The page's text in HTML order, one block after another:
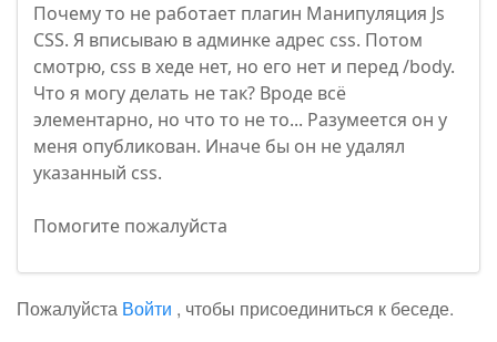
Почему то не работает плагин Манипуляция Js
CSS. Я вписываю в админке адрес css. Потом
смотрю, css в хеде нет, но его нет и перед /body.
Что я могу делать не так? Вроде всё
элементарно, но что то не то... Разумеется он у
меня опубликован. Иначе бы он не удалял
указанный css.
Помогите пожалуйста
Пожалуйста Войти , чтобы присоединиться к беседе.